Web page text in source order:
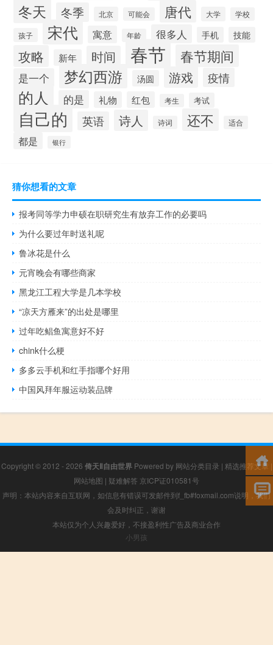
冬天 冬季 北京 可能会 唐代 大学 学校
孩子 宋代 寓意 年龄 很多人 手机 技能
攻略 新年 时间 春节 春节期间
是一个 梦幻西游 汤圆 游戏 疫情
的人 的是 礼物 红包 考生 考试
自己的 英语 诗人 诗词 还不 适合
都是 银行
猜你想看的文章
报考同等学力申硕在职研究生有放弃工作的必要吗
为什么要过年时送礼呢
鲁冰花是什么
元宵晚会有哪些商家
黑龙江工程大学是几本学校
“凉天方雁来”的出处是哪里
过年吃鲳鱼寓意好不好
chink什么梗
多多云手机和红手指哪个好用
中国风拜年服运动装品牌
Copyright © 2012 - 2026 倚天Ⅱ自由世界Powered by 网站分类目录 | 精选推荐文章 |
网站地图 | 疑难解答 京ICP证010581号
声明：本站内容来自互联网，如信息有错误可发邮件到f_fb#foxmail.com说明，我们
会及时纠正，谢谢
本站仅为个人兴趣爱好，不接盈利性广告及商业合作
小男孩